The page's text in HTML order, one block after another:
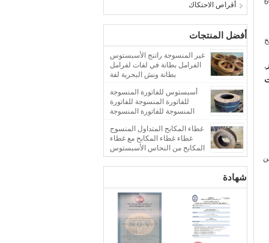
أقراص الاحتكاك
أفضل المنتجات
غير المنسوجة راتنج الأسبستوس
الفرامل بطانة في لفات لفرامل
بطانة ونش البحرية لفة
أسبستوس للفاتورة المنسوجة
للفاتورة المنسوجة للفاتورة
المنسوجة للفاتورة المنسوجة
غطاء المكابح المتداول المنسوج
غطاء غطاء المكابح مع غطاء
المكابح من النحاس الأسبستوس
شهادة
,